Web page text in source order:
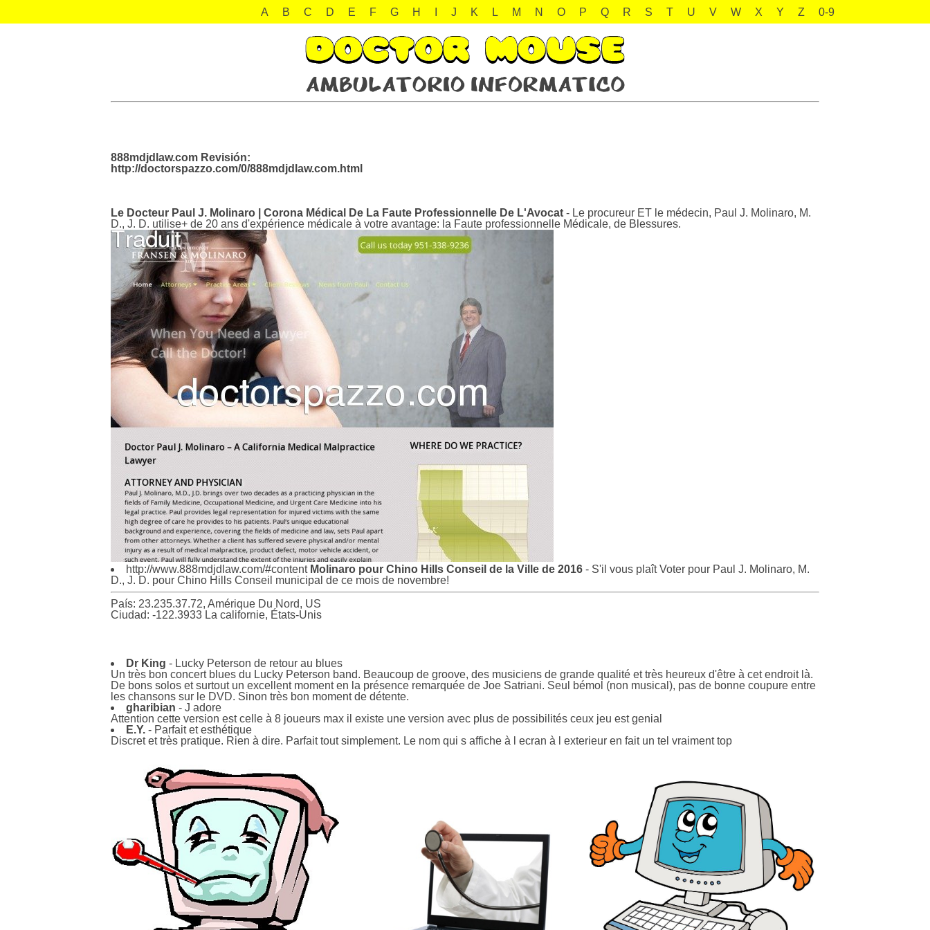
A B C D E F G H J K L M N O P Q R S T U V W X Y Z 0-9
888mdjdlaw.com Revisión:
http://doctorspazzo.com/0/888mdjdlaw.com.html
Le Docteur Paul J. Molinaro | Corona Médical De La Faute Professionnelle De L'Avocat - Le procureur ET le médecin, Paul J. Molinaro, M.
D., J. D. utilise+ de 20 ans d'expérience médicale à votre avantage: la Faute professionnelle Médicale, de Blessures.
http://www.888mdjdlaw.com/#content Molinaro pour Chino Hills Conseil de la Ville de 2016 - S'il vous plaît Voter pour Paul J. Molinaro, M.
D., J. D. pour Chino Hills Conseil municipal de ce mois de novembre!
País: 23.235.37.72, Amérique Du Nord, US
Ciudad: -122.3933 La californie, États-Unis
Dr King - Lucky Peterson de retour au blues
Un très bon concert blues du Lucky Peterson band. Beaucoup de groove, des musiciens de grande qualité et très heureux d'être à cet endroit là.
De bons solos et surtout un excellent moment en la présence remarquée de Joe Satriani. Seul bémol (non musical), pas de bonne coupure entre
les chansons sur le DVD. Sinon très bon moment de détente.
gharibian - J adore
Attention cette version est celle à 8 joueurs max il existe une version avec plus de possibilités ceux jeu est genial
E.Y. - Parfait et esthétique
Discret et très pratique. Rien à dire. Parfait tout simplement. Le nom qui s affiche à l ecran à l exterieur en fait un tel vraiment top